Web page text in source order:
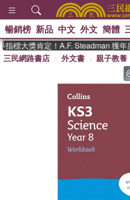
熱搜： 東
、
暢銷榜 新品 中文 外文 簡體
標大獎肯定！A.F. Steadman 獲年
三民網路書店
外文書 親子教養